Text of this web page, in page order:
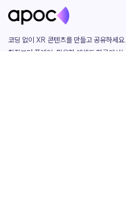
코딩 없이 XR 콘텐츠를 만들고 공유하세요.
창작부터 플레이, 필요한 애셋도 한곳에서!